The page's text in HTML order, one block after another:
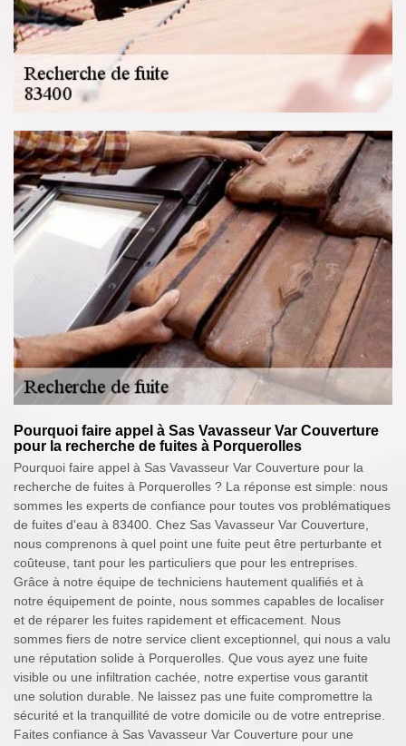
Pourquoi faire appel à Sas Vavasseur Var Couverture
pour la recherche de fuites à Porquerolles
Pourquoi faire appel à Sas Vavasseur Var Couverture pour la
recherche de fuites à Porquerolles ? La réponse est simple: nous
sommes les experts de confiance pour toutes vos problématiques
de fuites d'eau à 83400. Chez Sas Vavasseur Var Couverture,
nous comprenons à quel point une fuite peut être perturbante et
coûteuse, tant pour les particuliers que pour les entreprises.
Grâce à notre équipe de techniciens hautement qualifiés et à
notre équipement de pointe, nous sommes capables de localiser
et de réparer les fuites rapidement et efficacement. Nous
sommes fiers de notre service client exceptionnel, qui nous a valu
une réputation solide à Porquerolles. Que vous ayez une fuite
visible ou une infiltration cachée, notre expertise vous garantit
une solution durable. Ne laissez pas une fuite compromettre la
sécurité et la tranquillité de votre domicile ou de votre entreprise.
Faites confiance à Sas Vavasseur Var Couverture pour une